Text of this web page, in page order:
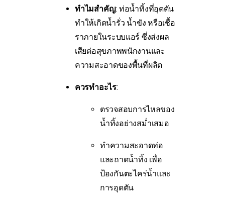
ทำไมสำคัญ: ท่อน้ำทิ้งที่อุดตัน
ทำให้เกิดน้ำรั่ว น้ำขัง หรือเชื้อ
ราภายในระบบแอร์ ซึ่งส่งผล
เสียต่อสุขภาพพนักงานและ
ความสะอาดของพื้นที่ผลิต
ควรทำอะไร:
ตรวจสอบการไหลของ
น้ำทิ้งอย่างสม่ำเสมอ
ทำความสะอาดท่อ
และถาดน้ำทิ้ง เพื่อ
ป้องกันตะไคร่น้ำและ
การอุดตัน